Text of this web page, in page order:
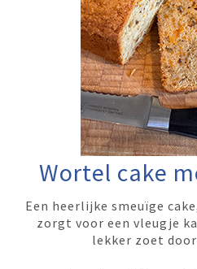
Wortel cake
Een heerlijke smeuïge
zorgt voor een vleugje
lekker zoet